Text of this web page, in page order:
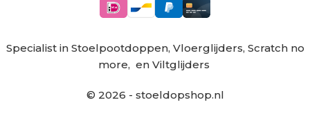
Specialist in Stoelpootdoppen, Vloerglijders, Scratch no
more, en Viltglijders
© 2026 - stoeldopshop.nl